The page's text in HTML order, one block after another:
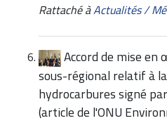
Rattaché àActualités /
Accord de mise en
sous-régional relatif à
hydrocarbures signé
(article de l'ONU